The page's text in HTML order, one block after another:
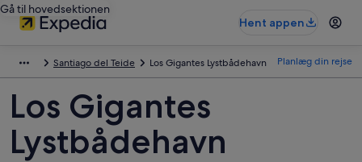
Gå til hovedsektionen
Hent appen
Santiago del Teide Los Gigantes Lystbådehavn Planlæg din rejse
Los Gigantes
Lystbådehavn